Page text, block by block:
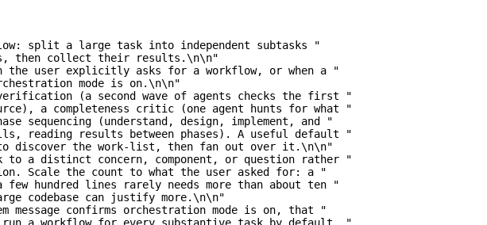
split a large task into independent subtasks "
then collect their results.
\n\n"
the user explicitly asks for a workflow, or when a "
mode is on.
\n\n"
(a second wave of agents checks the first "
a completeness critic (one agent hunts for what "
sequencing (understand, design, implement, and "
reading results between phases). A useful default "
discover the work-list, then fan out over it.
\n\n"
to a distinct concern, component, or question rather "
Scale the count to what the user asked for: a "
few hundred lines rarely needs more than about ten "
codebase can justify more.
\n\n"
message confirms orchestration mode is on, that "